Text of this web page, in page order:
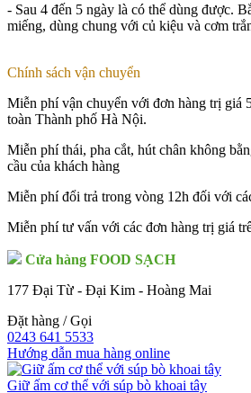
- Sau 4 đến 5 ngày là có thể dùng được.
miếng, dùng chung với củ kiệu và cơm
Chính sách vận chuyển
Miễn phí vận chuyển với đơn hàng trị giá
toàn Thành phố Hà Nội.
Miễn phí thái, pha cắt, hút chân không
cầu của khách hàng
Miễn phí đổi trả trong vòng 12h đối với
Miễn phí tư vấn với các đơn hàng trị giá
Cửa hàng FOOD SẠCH
177 Đại Từ - Đại Kim - Hoàng Mai
Đặt hàng / Gọi
0243 641 5533
Hướng dẫn mua hàng online
Giữ ấm cơ thể với súp bò khoai tây